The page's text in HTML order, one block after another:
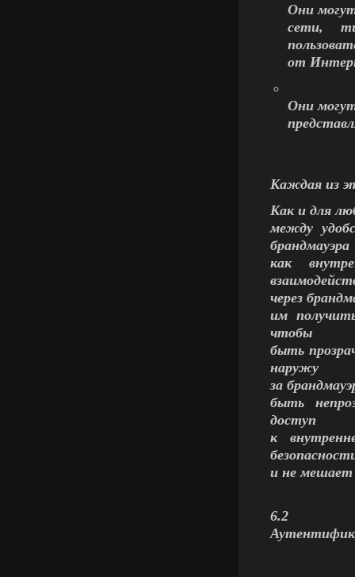
Они
сети,
от
Они
Каждая из
Как и для
между
брандмауэра
как
через
им
чтобы
быть
наружу
за
быть
доступ
к
и не мешает
6.2